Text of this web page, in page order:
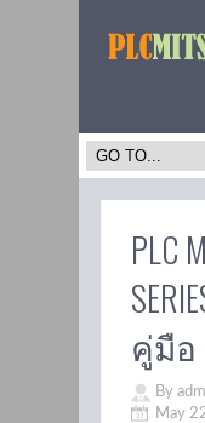
PLC
คู่มือ
By
May